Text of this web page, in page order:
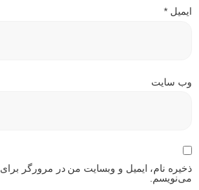
ایمیل *
وب‌ سایت
ذخیره نام، ایمیل و وبسایت من در مرورگر
می‌نویسم.